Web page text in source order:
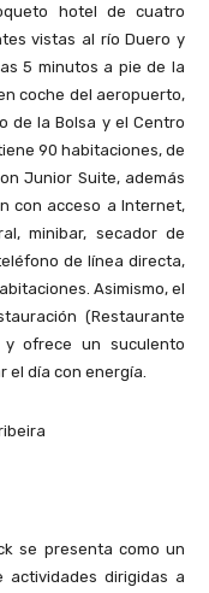
hotel de cuatro
vistas al río Duero y
5 minutos a pie de la
coche del aeropuerto,
de la Bolsa y el Centro
90 habitaciones, de
Junior Suite, además
con acceso a Internet,
minibar, secador de
de línea directa,
Asimismo, el
(Restaurante
y ofrece un suculento
día con energía.
se presenta como un
dirigidas a